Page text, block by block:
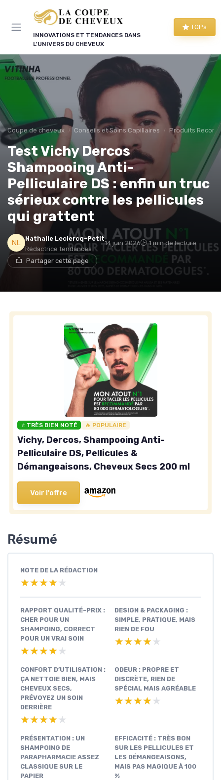
INNOVATIONS ET TENDANCES DANS
L'UNIVERS DU CHEVEUX
TOPs
Coupe de cheveux Conseils et Soins Capillaires Produits
Test Vichy Dercos
Shampooing Anti-
Pelliculaire DS : enfin un truc
sérieux contre les pellicules
qui grattent
Nathalie Leclercq-Petit
Rédactrice tendances
14 juin 2026 1 min de lecture
Partager cette page
⭐ TRÈS BIEN NOTÉ 🔥 POPULAIRE
Vichy, Dercos, Shampooing Anti-
Pelliculaire DS, Pellicules &
Démangeaisons, Cheveux Secs 200 ml
Voir l'offre
Résumé
NOTE DE LA RÉDACTION
★★★★★
★★★★★
RAPPORT QUALITÉ-PRIX :
CHER POUR UN
SHAMPOING, CORRECT
POUR UN VRAI SOIN
★★★★★
★★★★★
DESIGN & PACKAGING :
SIMPLE, PRATIQUE, MAIS
RIEN DE FOU
★★★★★
★★★★★
CONFORT D’UTILISATION :
ÇA NETTOIE BIEN, MAIS
CHEVEUX SECS,
PRÉVOYEZ UN SOIN
DERRIÈRE
★★★★★
★★★★★
ODEUR : PROPRE ET
DISCRÈTE, RIEN DE
SPÉCIAL MAIS AGRÉABLE
★★★★★
★★★★★
PRÉSENTATION : UN
SHAMPOING DE
PARAPHARMACIE ASSEZ
CLASSIQUE SUR LE
PAPIER
EFFICACITÉ : TRÈS BON
SUR LES PELLICULES ET
LES DÉMANGEAISONS,
MAIS PAS MAGIQUE À 100
%